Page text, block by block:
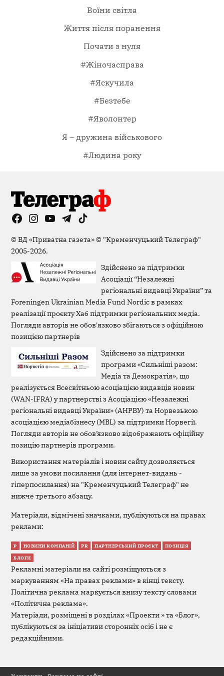
Воїни світла
Життя після поранення
Почати з нуля
#Жіночасправа
#Яскучила
#Безтебе
#Яволонтер
Я – дружина військового
#Людина року
FacebookInstagram
YouTubeTelegramTikTok
©ВД «Приватна газета»© "Кременчуцький Телеграф"
2005-2026.
Здійснено за підтримки
Асоціації “Незалежні
регіональні видавці України” та
Foreningen Ukrainian Media Fund Nordic в рамках
реалізації проєкту Хаб підтримки регіональних медіа.
Погляди авторів не обов'язково збігаються з офіційною
позицією партнерів
Здійснено за підтримки
програми «Сильніші разом:
Медіа та Демократія», що
реалізується Всесвітньою асоціацією видавців новин
(WAN-IFRA) у партнерстві з Асоціацією «Незалежні
регіональні видавці України» (АНРВУ) та Норвезькою
асоціацією медіабізнесу (MBL) за підтримки Норвегії.
Погляди авторів не обов’язково відображають офіційну
позицію партнерів програми.
Використання матеріалів і новин сайту дозволяється
лише за умови посилання (для інтернет-видань -
гіперпосилання) на "Кременчуцький Телеграф" не
нижче третього абзацу.
Матеріали, відмічені значками, публікуються на правах
реклами:
Р НОВИНИ КОМПАНІЙ PR ПАРТНЕРСЬКИЙ ПРОЄКТ ПОЗИЦІЯ
БЛОГИ
Рекламні матеріали на сайті розміщуються з
маркуванням «На правах реклами» в кінці тексту.
Політична реклама маркується внизу тексту словами
«Політична реклама».
Матеріали, розміщені в розділах «Проекти » та «Блог»,
публікуються за ініціативи сторонніх осіб і не є
редакційними.